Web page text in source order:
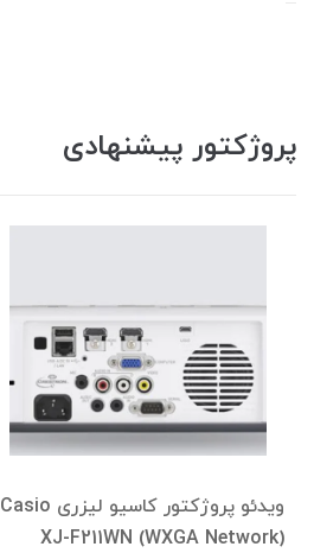
پروژکتور پیشنهادی
ویدئو پروژکتور کاسیو لیزری Casio
XJ-F211WN (WXGA Network)